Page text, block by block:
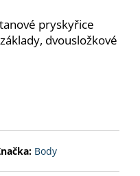
pryskyřice
dvousložkové
Body